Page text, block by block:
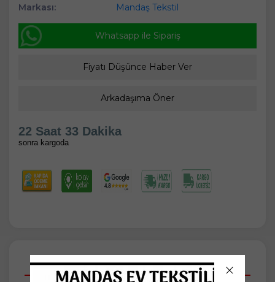
Markası:
Mandaş Tekstil
Whatsapp ile Sipariş
Fiyatı Düşünce Haber Ver
Arkadaşıma Öner
22 Saat 33 Dakika
sonra kargoda
Açıklamalar